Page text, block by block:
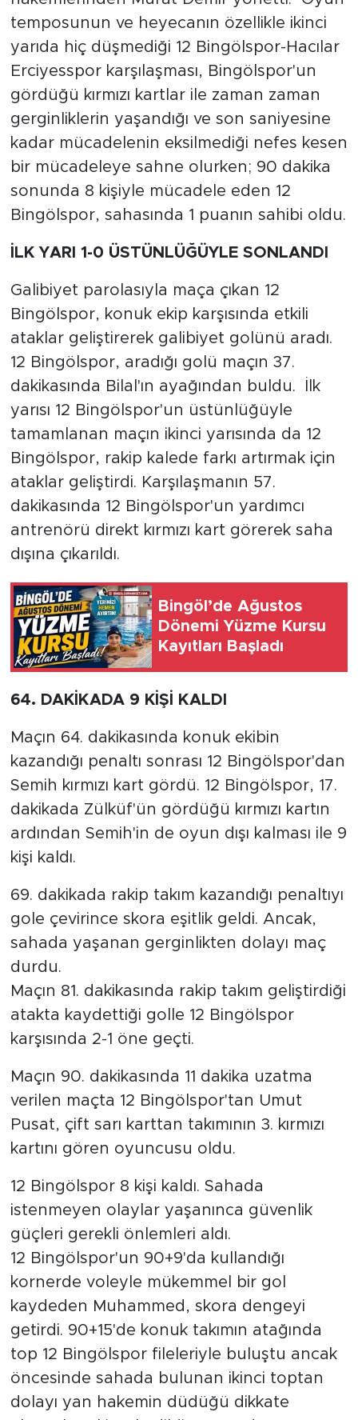
temposunun ve heyecanın özellikle ikinci
yarıda hiç düşmediği 12 Bingölspor-Hacılar
Erciyesspor karşılaşması, Bingölspor'un
gördüğü kırmızı kartlar ile zaman zaman
gerginliklerin yaşandığı ve son saniyesine
kadar mücadelenin eksilmediği nefes kesen
bir mücadeleye sahne olurken; 90 dakika
sonunda 8 kişiyle mücadele eden 12
Bingölspor, sahasında 1 puanın sahibi oldu.
İLK YARI 1-0 ÜSTÜNLÜĞÜYLE SONLANDI
Galibiyet parolasıyla maça çıkan 12
Bingölspor, konuk ekip karşısında etkili
ataklar geliştirerek galibiyet golünü aradı.
12 Bingölspor, aradığı golü maçın 37.
dakikasında Bilal'ın ayağından buldu. İlk
yarısı 12 Bingölspor'un üstünlüğüyle
tamamlanan maçın ikinci yarısında da 12
Bingölspor, rakip kalede farkı artırmak için
ataklar geliştirdi. Karşılaşmanın 57.
dakikasında 12 Bingölspor'un yardımcı
antrenörü direkt kırmızı kart görerek saha
dışına çıkarıldı.
Bingöl’de Ağustos
Dönemi Yüzme Kursu
Kayıtları Başladı
64. DAKİKADA 9 KİŞİ KALDI
Maçın 64. dakikasında konuk ekibin
kazandığı penaltı sonrası 12 Bingölspor'dan
Semih kırmızı kart gördü. 12 Bingölspor, 17.
dakikada Zülküf'ün gördüğü kırmızı kartın
ardından Semih'in de oyun dışı kalması ile 9
kişi kaldı.
69. dakikada rakip takım kazandığı penaltıyı
gole çevirince skora eşitlik geldi. Ancak,
sahada yaşanan gerginlikten dolayı maç
durdu.
Maçın 81. dakikasında rakip takım geliştirdiği
atakta kaydettiği golle 12 Bingölspor
karşısında 2-1 öne geçti.
Maçın 90. dakikasında 11 dakika uzatma
verilen maçta 12 Bingölspor'tan Umut
Pusat, çift sarı karttan takımının 3. kırmızı
kartını gören oyuncusu oldu.
12 Bingölspor 8 kişi kaldı. Sahada
istenmeyen olaylar yaşanınca güvenlik
güçleri gerekli önlemleri aldı.
12 Bingölspor'un 90+9'da kullandığı
kornerde voleyle mükemmel bir gol
kaydeden Muhammed, skora dengeyi
getirdi. 90+15'de konuk takımın atağında
top 12 Bingölspor fileleriyle buluştu ancak
öncesinde sahada bulunan ikinci toptan
dolayı yan hakemin düdüğü dikkate